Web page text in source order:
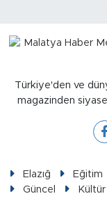
Türkiye'den ve
magazinden
Elazığ Eğitim
Güncel
Kültür